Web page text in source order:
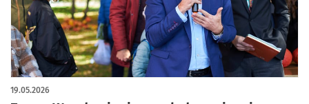
19.05.2026